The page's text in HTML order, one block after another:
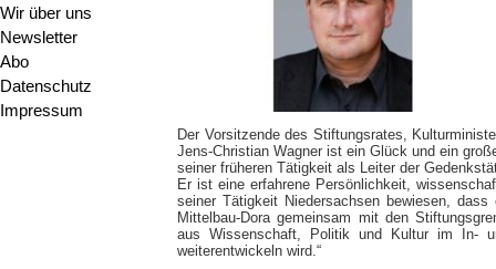
Wir über uns
Newsletter
Abo
Datenschutz
Impressum
Der Vorsitzende des Stiftungsrates,
Jens-Christian Wagner ist ein Glück und ein
seiner früheren Tätigkeit als Leiter der
Er ist eine erfahrene Persönlichkeit,
seiner Tätigkeit Niedersachsen bewiesen,
Mittelbau-Dora gemeinsam mit den
aus Wissenschaft, Politik und Kultur im In-
weiterentwickeln wird.“